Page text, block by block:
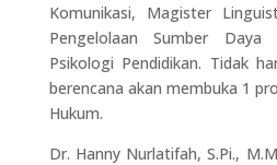
Komunikasi, Magister
Pengelolaan Sumber
Psikologi Pendidikan. Tidak
berencana akan membuka 1
Hukum.
Dr. Hanny Nurlatifah, S.Pi.,